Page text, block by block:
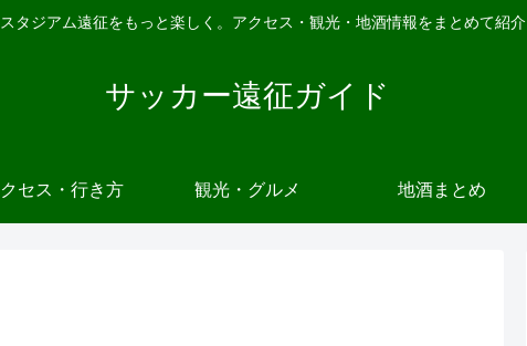
タジアム遠征をもっと楽しく。アクセス・観光・地酒情報をまとめて紹介
サッカー遠征ガイド
セス・行き方 観光・グルメ 地酒まとめ